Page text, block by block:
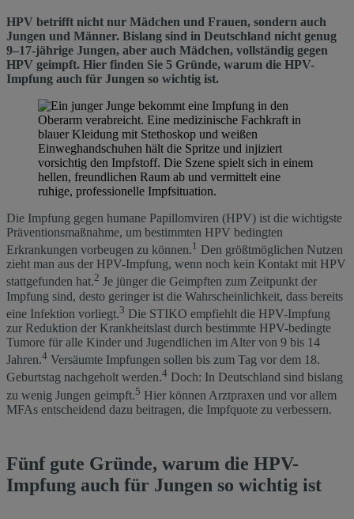
Jungen
–
je
früher,
desto
besser
HPV betrifft nicht nur Mädchen und Frauen, sondern auch
Jungen und Männer. Bislang sind in Deutschland nicht genug
9–17-jährige Jungen, aber auch Mädchen, vollständig gegen
HPV geimpft. Hier finden Sie 5 Gründe, warum die HPV-
Impfung auch für Jungen so wichtig ist.
Die Impfung gegen humane Papillomviren (HPV) ist die wichtigste
Präventionsmaßnahme, um bestimmten HPV bedingten
Erkrankungen vorbeugen zu können.1 Den größtmöglichen Nutzen
zieht man aus der HPV-Impfung, wenn noch kein Kontakt mit HPV
stattgefunden hat.2 Je jünger die Geimpften zum Zeitpunkt der
Impfung sind, desto geringer ist die Wahrscheinlichkeit, dass bereits
eine Infektion vorliegt.3 Die STIKO empfiehlt die HPV-Impfung
zur Reduktion der Krankheitslast durch bestimmte HPV-bedingte
Tumore für alle Kinder und Jugendlichen im Alter von 9 bis 14
Jahren.4 Versäumte Impfungen sollen bis zum Tag vor dem 18.
Geburtstag nachgeholt werden.4 Doch: In Deutschland sind bislang
zu wenig Jungen geimpft.5 Hier können Arztpraxen und vor allem
MFAs entscheidend dazu beitragen, die Impfquote zu verbessern.
Fünf gute Gründe, warum die HPV-
Impfung auch für Jungen so wichtig ist